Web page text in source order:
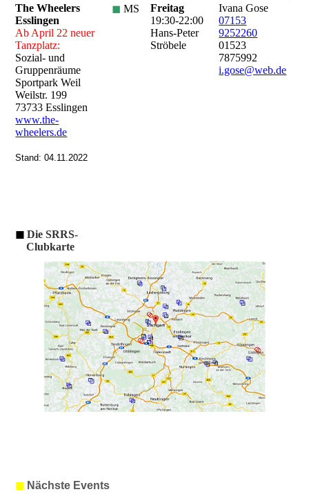
The Wheelers
Esslingen
Ab April 22 neuer
Tanzplatz:
Sozial- und
Gruppenräume
Sportpark Weil
Weilstr. 199
73733 Esslingen
www.the-
wheelers.de
Stand: 04.11.2022
◼ MS
Freitag
19:30-22:00
Hans-Peter
Ströbele
Ivana Gose
07153
9252260
01523
7875992
i.gose@web.de
◼ Die SRRS-
Clubkarte
◼ Nächste Events